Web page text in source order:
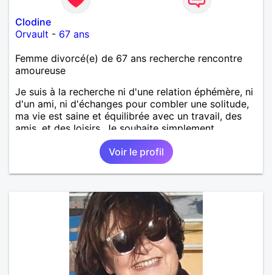
Clodine
Orvault - 67 ans
Femme divorcé(e) de 67 ans recherche rencontre
amoureuse
Je suis à la recherche ni d'une relation éphémère, ni
d'un ami, ni d'échanges pour combler une solitude,
ma vie est saine et équilibrée avec un travail, des
amis, et des loisirs. Je souhaite simplement
rencontrer un homme de la région de Orvault qui
recherche une relation sérieuse !
Voir le profil